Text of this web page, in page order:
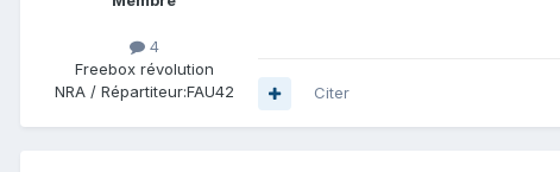
4
Freebox révolution
NRA / Répartiteur:FAU42 Citer